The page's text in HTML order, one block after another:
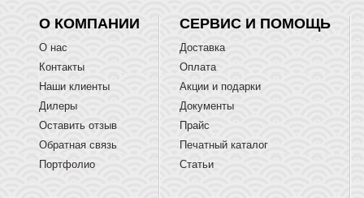
О КОМПАНИИ
О нас
Контакты
Наши клиенты
Дилеры
Оставить отзыв
Обратная связь
Портфолио
СЕРВИС И ПОМОЩЬ
Доставка
Оплата
Акции и подарки
Документы
Прайс
Печатный каталог
Статьи